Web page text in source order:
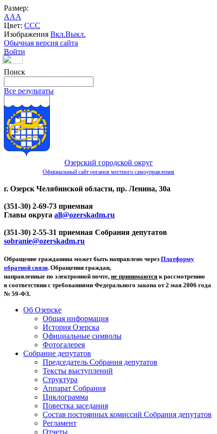
Размер:
AAA
Цвет: CCC
Изображения Вкл.Выкл.
Обычная версия сайта
Войти
Поиск
Все результаты
Озерский городской округ
Официальный сайт органов местного самоуправления
г. Озерск Челябинской области, пр. Ленина, 30а
(351-30) 2-69-73 приемная
Главы округа all@ozerskadm.ru
(351-30) 2-55-31 приемная Собрания депутатов
sobranie@ozerskadm.ru
Обращение гражданина может быть направлено через Платформу
обратной связи. Обращения граждан,
направленные по электронной почте, не принимаются к рассмотрению
в соответствии с требованиями Федерального закона от 2 мая 2006 года
№ 59-ФЗ.
Об Озерске
Общая информация
История Озерска
Официальные символы
Фотогалерея
Собрание депутатов
Председатель Собрания депутатов
Тексты выступлений
Структура
Аппарат Собрания
Циклограмма
Повестка заседания
Состав постоянных комиссий Собрания депутатов
Регламент
Отчеты